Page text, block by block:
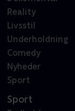
Reality
Livsstil
Underholdning
Comedy
Nyheder
Sport
Sport